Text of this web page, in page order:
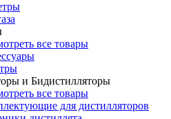
все товары
и Бидистилляторы
все товары
для дистилляторов